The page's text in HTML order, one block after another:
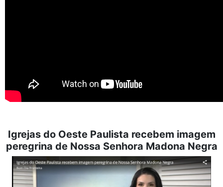
Igrejas do Oeste Paulista recebem imagem
peregrina de Nossa Senhora Madona Negra